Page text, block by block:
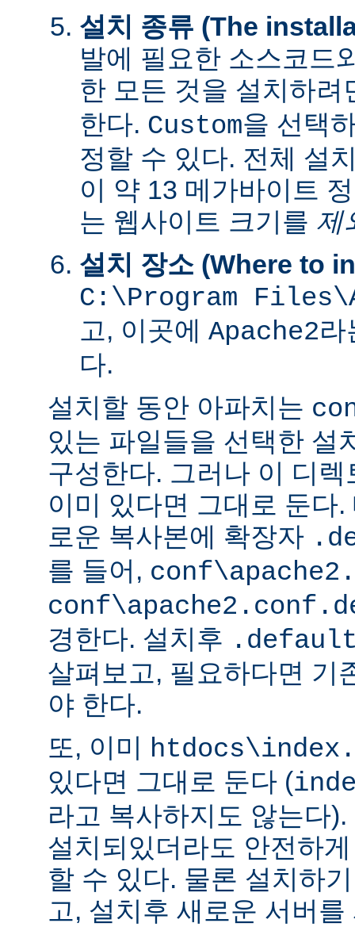
설치 종류 (The
발에 필요한 소스코드
한 모든 것을 설치하
한다. Custom을 선택
정할 수 있다. 전체 설
이 약 13 메가바이트
는 웹사이트 크기를 제
설치 장소 (Where to
C:\Program
고, 이곳에 Apache2라
다.
설치할 동안 아파치는
있는 파일들을 선택한 설
구성한다. 그러나 이 디
이미 있다면 그대로 둔다
로운 복사본에 확장자
를 들어,
경한다. 설치후
살펴보고, 필요하다면 기
야 한다.
또, 이미
있다면 그대로 둔다 (
라고 복사하지도 않는다
설치되있더라도 안전하
할 수 있다. 물론 설치하
고, 설치후 새로운 서버